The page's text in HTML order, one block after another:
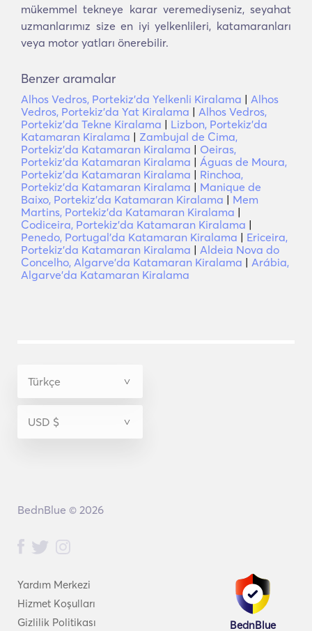
mükemmel tekneye karar veremediyseniz, seyahat
uzmanlarımız size en iyi yelkenlileri, katamaranları
veya motor yatları önerebilir.
Benzer aramalar
Alhos Vedros, Portekiz'da Yelkenli Kiralama | Alhos
Vedros, Portekiz'da Yat Kiralama | Alhos Vedros,
Portekiz'da Tekne Kiralama | Lizbon, Portekiz'da
Katamaran Kiralama | Zambujal de Cima,
Portekiz'da Katamaran Kiralama | Oeiras,
Portekiz'da Katamaran Kiralama | Águas de Moura,
Portekiz'da Katamaran Kiralama | Rinchoa,
Portekiz'da Katamaran Kiralama | Manique de
Baixo, Portekiz'da Katamaran Kiralama | Mem
Martins, Portekiz'da Katamaran Kiralama |
Codiceira, Portekiz'da Katamaran Kiralama |
Penedo, Portugal'da Katamaran Kiralama | Ericeira,
Portekiz'da Katamaran Kiralama | Aldeia Nova do
Concelho, Algarve'da Katamaran Kiralama | Arábia,
Algarve'da Katamaran Kiralama
Yardım Merkezi
Hizmet Koşulları
Gizlilik Politikası
BednBlue
BednBlue © 2026